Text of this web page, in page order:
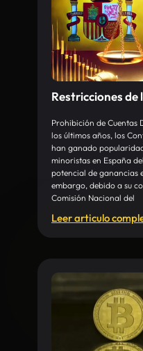
Restricciones de
Prohibición de Cuentas
los últimos años, los
han ganado
minoristas en España
potencial de ganancias
embargo, debido a su
Comisión Nacional del
Leer articulo